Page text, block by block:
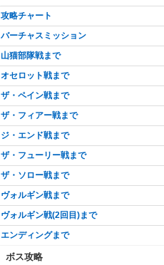
攻略チャート
バーチャスミッション
山猫部隊戦まで
オセロット戦まで
ザ・ペイン戦まで
ザ・フィアー戦まで
ジ・エンド戦まで
ザ・フューリー戦まで
ザ・ソロー戦まで
ヴォルギン戦まで
ヴォルギン戦(2回目)まで
エンディングまで
ボス攻略